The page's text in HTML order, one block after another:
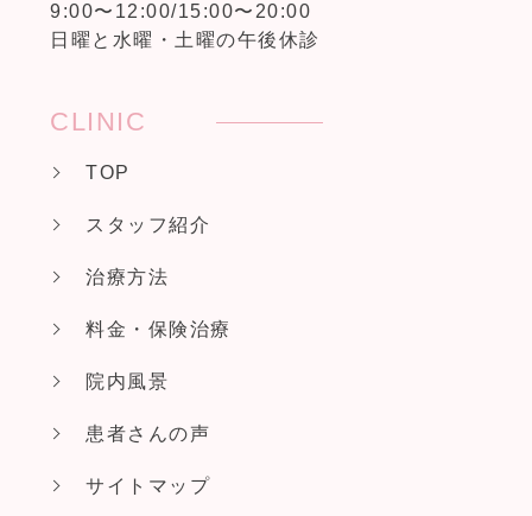
9:00〜12:00/15:00〜20:00
日曜と水曜・土曜の午後休診
CLINIC
TOP
スタッフ紹介
治療方法
料金・保険治療
院内風景
患者さんの声
サイトマップ